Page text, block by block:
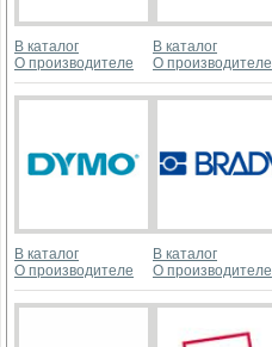
В каталог
О производителе
В каталог
О производителе
В каталог
О производителе
В каталог
О производителе